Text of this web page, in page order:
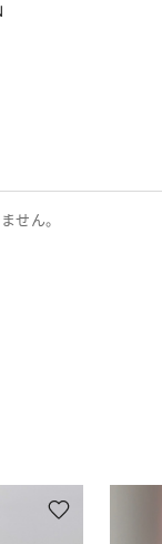
せん。